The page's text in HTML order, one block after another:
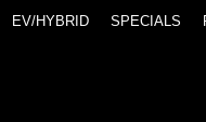
EV/HYBRID SPECIALS